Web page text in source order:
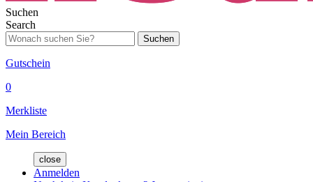
Suchen
Search
Suchen
Gutschein
0
Merkliste
Mein Bereich
close
Anmelden